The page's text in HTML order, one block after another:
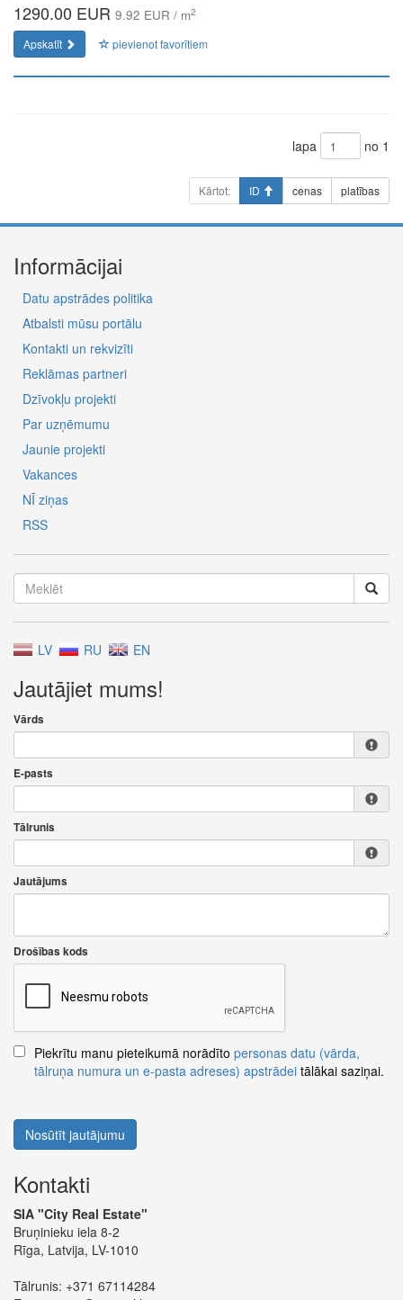
1290.00 EUR 9.92 EUR / m2
Apskatīt pievienot favorītiem
lapa no 1
Kārtot: ID cenas platības
Informācijai
Datu apstrādes politika
Atbalsti mūsu portālu
Kontakti un rekvizīti
Reklāmas partneri
Dzīvokļu projekti
Par uzņēmumu
Jaunie projekti
Vakances
NĪ ziņas
RSS
LV RU EN
Jautājiet mums!
Vārds
E-pasts
Tālrunis
Jautājums
Drošības kods
Piekrītu manu pieteikumā norādīto personas datu (vārda,
tālruņa numura un e-pasta adreses) apstrādei tālākai saziņai.
Nosūtīt jautājumu
Kontakti
SIA "City Real Estate"
Bruņinieku iela 8-2
Rīga, Latvija, LV-1010
Tālrunis: +371 67114284